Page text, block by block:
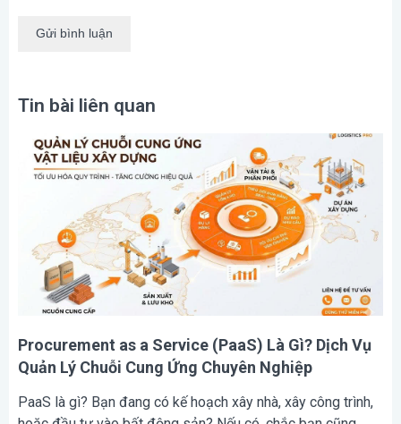
Tin bài liên quan
Procurement as a Service (PaaS) Là Gì? Dịch Vụ
Quản Lý Chuỗi Cung Ứng Chuyên Nghiệp
PaaS là gì? Bạn đang có kế hoạch xây nhà, xây công trình,